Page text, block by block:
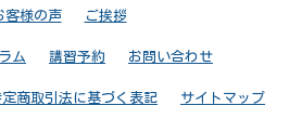
客様の声 ご挨拶
ム 講習予約 お問い合わせ
定商取引法に基づく表記 サイトマップ